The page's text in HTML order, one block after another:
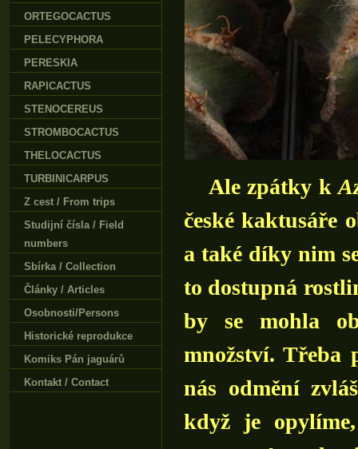
Ale zpátky k
české kaktusáře
a také díky nim
to dostupná
by se mohla
množství. Třeba
nás odmění
když je
ORTEGOCACTUS
PELECYPHORA
PERESKIA
RAPICACTUS
STENOCEREUS
STROMBOCACTUS
THELOCACTUS
TURBINICARPUS
Z cest / From trips
Studijní čísla / Field
numbers
Sbírka / Collection
Články / Articles
Osobnosti/Persons
Historické reprodukce
Komiks Pán jaguárů
Kontakt / Contact